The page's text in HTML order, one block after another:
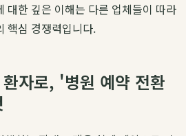
대한 깊은 이해는 다른 업체들이 따라
핵심 경쟁력입니다.
자로, '병원 예약 전환